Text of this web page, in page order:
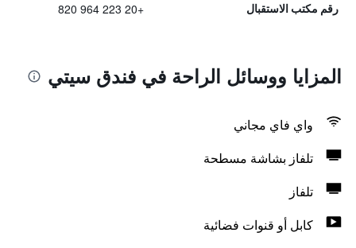
رقم مكتب الاستقبال +20 223 964 820
المزايا ووسائل الراحة في فندق سيتي
واي فاي مجاني
تلفاز بشاشة مسطحة
تلفاز
كابل أو قنوات فضائية